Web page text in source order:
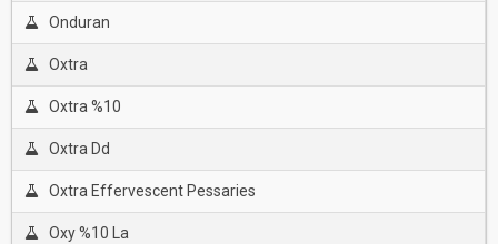
Onduran
Oxtra
Oxtra %10
Oxtra Dd
Oxtra Effervescent Pessaries
Oxy %10 La